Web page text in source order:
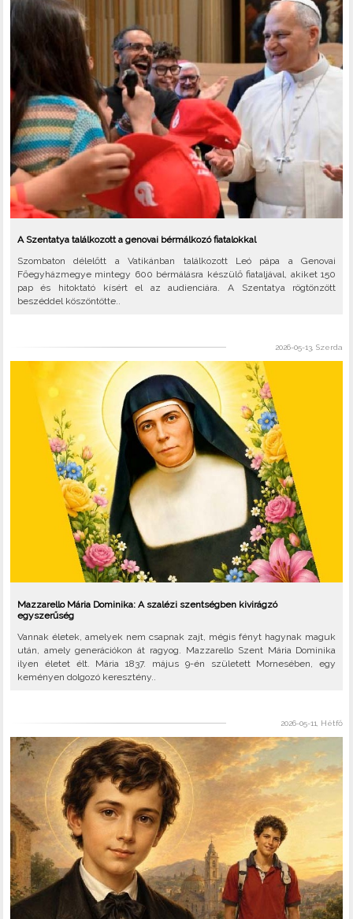
A Szentatya találkozott a genovai bérmálkozó fiatalokkal
Szombaton délelőtt a Vatikánban találkozott Leó pápa a Genovai
Főegyházmegye mintegy 600 bérmálásra készülő fiataljával, akiket 150
pap és hitoktató kísért el az audienciára. A Szentatya rögtönzött
beszéddel köszöntötte..
2026-05-13, Szerda
Mazzarello Mária Dominika: A szalézi szentségben kivirágzó
egyszerűség
Vannak életek, amelyek nem csapnak zajt, mégis fényt hagynak maguk
után, amely generációkon át ragyog. Mazzarello Szent Mária Dominika
ilyen életet élt. Mária 1837. május 9-én született Mornesében, egy
keményen dolgozó keresztény..
2026-05-11, Hétfő